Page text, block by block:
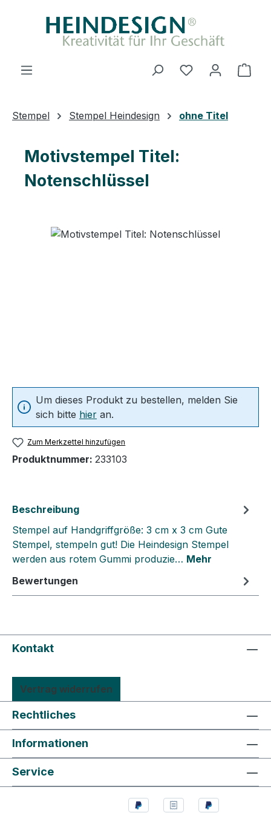
Zum Hauptinhalt springen
Du hast 0
Stempel Stempel Heindesign ohne Titel
Motivstempel Titel:
Notenschlüssel
Um dieses Produkt zu bestellen, melden Sie
sich bitte hier an.
Zum Merkzettel hinzufügen
Produktnummer: 233103
Beschreibung
Stempel auf Handgriffgröße: 3 cm x 3 cm Gute
Stempel, stempeln gut! Die Heindesign Stempel
werden aus rotem Gummi produzie… Mehr
Bewertungen
Kontakt
Vertrag widerrufen
Rechtliches
Informationen
Service